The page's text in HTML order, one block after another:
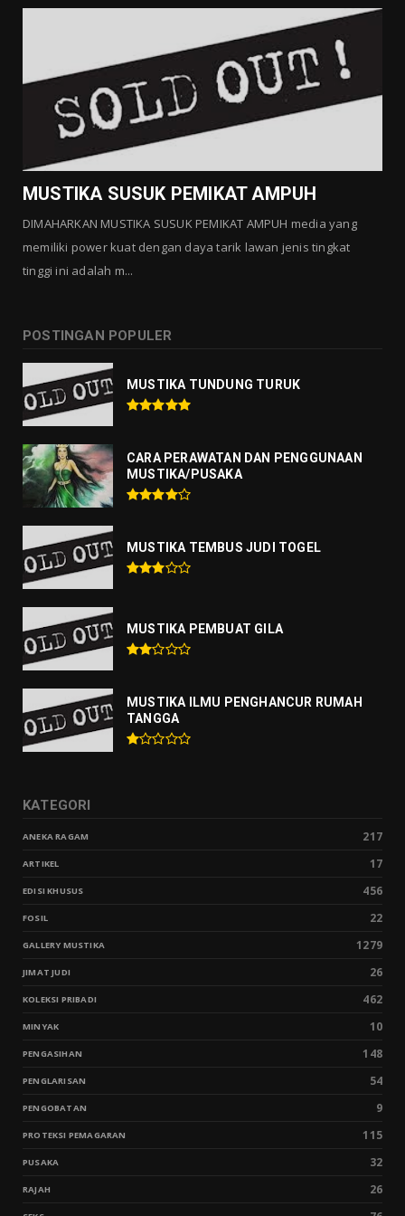
MUSTIKA SUSUK PEMIKAT AMPUH
DIMAHARKAN MUSTIKA SUSUK PEMIKAT AMPUH media yang
memiliki power kuat dengan daya tarik lawan jenis tingkat
tinggi ini adalah m...
POSTINGAN POPULER
MUSTIKA TUNDUNG TURUK
CARA PERAWATAN DAN PENGGUNAAN
MUSTIKA/PUSAKA
MUSTIKA TEMBUS JUDI TOGEL
MUSTIKA PEMBUAT GILA
MUSTIKA ILMU PENGHANCUR RUMAH
TANGGA
KATEGORI
ANEKA RAGAM 217
ARTIKEL 17
EDISI KHUSUS 456
FOSIL 22
GALLERY MUSTIKA 1279
JIMAT JUDI 26
KOLEKSI PRIBADI 462
MINYAK 10
PENGASIHAN 148
PENGLARISAN 54
PENGOBATAN 9
PROTEKSI PEMAGARAN 115
PUSAKA 32
RAJAH 26